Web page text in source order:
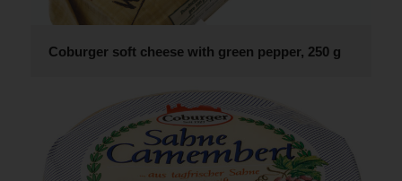
Coburger soft cheese with green pepper, 250 g